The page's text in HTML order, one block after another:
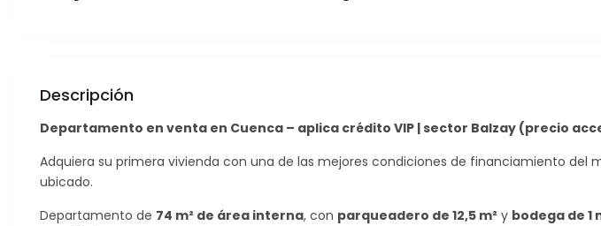
Descripción
Departamento en venta en Cuenca – aplica crédito VIP | sector Balzay (precio
Adquiera su primera vivienda con una de las mejores condiciones de financiamiento del
ubicado.
Departamento de 74 m² de área interna, con parqueadero de 12,5 m² y bodega de 1